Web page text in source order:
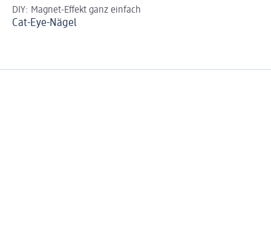
DIY: Magnet-Effekt ganz einfach
Cat-Eye-Nägel